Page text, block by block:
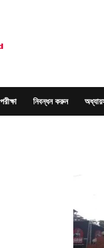
নিবন্ধন করুন